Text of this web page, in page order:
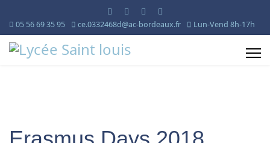
05 56 69 35 95 ce.0332468d@ac-bordeaux.fr Lun-Vend 8h-17h